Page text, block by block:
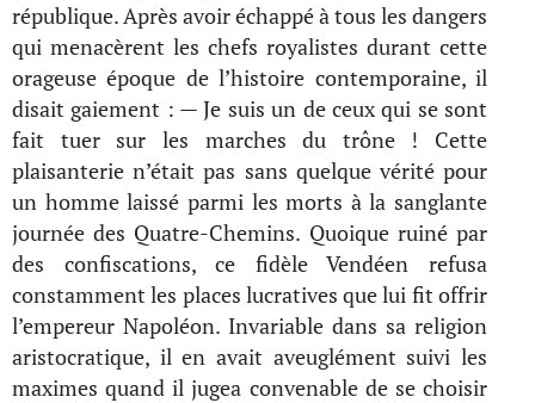
république. Après avoir échappé à tous les dangers
qui menacèrent les chefs royalistes durant cette
orageuse époque de l’histoire contemporaine, il
disait gaiement : — Je suis un de ceux qui se sont
fait tuer sur les marches du trône ! Cette
plaisanterie n’était pas sans quelque vérité pour
un homme laissé parmi les morts à la sanglante
journée des Quatre-Chemins. Quoique ruiné par
des confiscations, ce fidèle Vendéen refusa
constamment les places lucratives que lui fit offrir
l’empereur Napoléon. Invariable dans sa religion
aristocratique, il en avait aveuglément suivi les
maximes quand il jugea convenable de se choisir